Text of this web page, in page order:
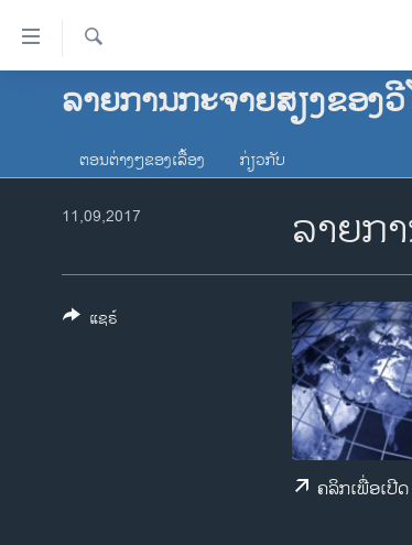
ລິ້ງ
ສຳຫລັບ
ຂ້າມ
ໂຮມເພຈ
ອາເມຣິກາ
ການເລືອກຕັ້ງ ປະທານາທີບໍດີ ສະຫະລັດ
ຂ່າວ​ຈີນ
ລາຍການກະຈາຍສຽງຂອງ
ຕອນຕ່າງໆຂອງເລື້ອງ ກ່ຽວກັບ
ລາຍກ
11,09,2017
ຄລິກເພື່ອເປີດ
ແຊຣ໌